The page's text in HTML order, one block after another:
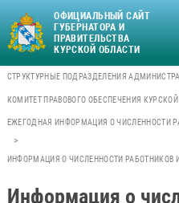
ОФИЦИАЛЬНЫЙ САЙТ
ГУБЕРНАТОРА И
ПРАВИТЕЛЬСТВА
КУРСКОЙ ОБЛАСТИ
СТРУКТУРНЫЕ ПОДРАЗДЕЛЕНИЯ
КОМИТЕТ ПРАВОВОГО ОБЕСПЕЧЕНИЯ
ЕЖЕГОДНАЯ ИНФОРМАЦИЯ О ЧИСЛЕННОСТИ
>
ИНФОРМАЦИЯ О ЧИСЛЕННОСТИ РАБОТНИКОВ
Информация о